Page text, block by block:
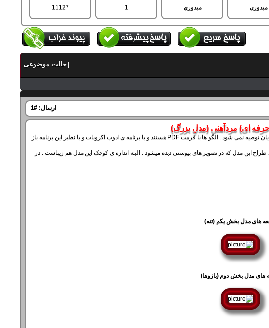
میدوری میدوری 1
11127
|حالت موضوعی
ارسال: #1
ای) مردآهنی (مدلِ بزرگ)
مدل کاغذی از مردآهنی . این مدل کاملا حرفه ای است با تمام جزییات و به مبتدیان توصیه نمی شود . الگو ها با فرمت PDF هستند و با برنامه ی ادوب اکروبات و یا نظیر این برنامه باز
طراح این مدل که در تصویر های پیوستی دیده میشود . البته اندازه ی کوچک این مدل هم زیباست . در
های مدل بخش یکم (تنه)
های مدل بخش دوم (بازوها)